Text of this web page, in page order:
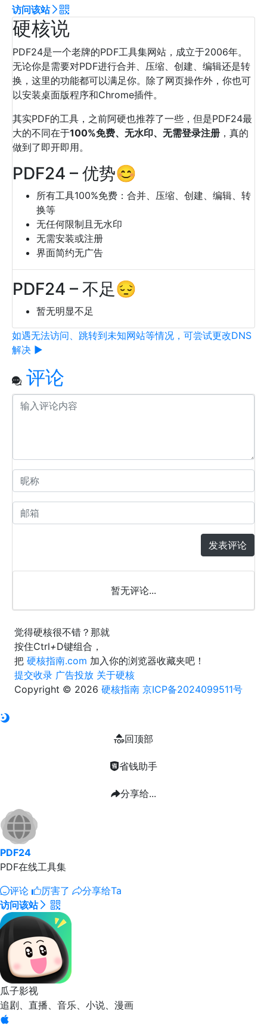
访问该站
硬核说
PDF24是一个老牌的PDF工具集网站，成立于2006年。
无论你是需要对PDF进行合并、压缩、创建、编辑还是转
换，这里的功能都可以满足你。除了网页操作外，你也可
以安装桌面版程序和Chrome插件。
其实PDF的工具，之前阿硬也推荐了一些，但是PDF24最
大的不同在于100%免费、无水印、无需登录注册 ，真的
做到了即开即用。
PDF24 – 优势😊
所有工具100%免费：合并、压缩、创建、编辑、转
换等
无任何限制且无水印
无需安装或注册
界面简约无广告
PDF24 – 不足😔
暂无明显不足
如遇无法访问、跳转到未知网站等情况，可尝试更改DNS
解决 ▶
评论
发表评论
暂无评论...
觉得硬核很不错？那就
按住Ctrl+D键组合，
把 硬核指南.com 加入你的浏览器收藏夹吧！
提交收录 广告投放 关于硬核
Copyright © 2026 硬核指南 京ICP备2024099511号
回顶部
省钱助手
分享给...
PDF24
PDF在线工具集
评论
厉害了
分享给Ta
访问该站
瓜子影视
追剧、直播、音乐、小说、漫画